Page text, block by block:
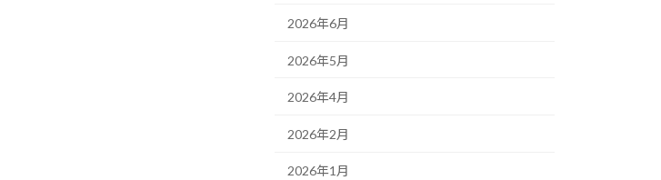
2026年6月
2026年5月
2026年4月
2026年2月
2026年1月